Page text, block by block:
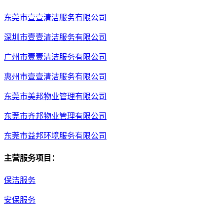
东莞市壹壹清洁服务有限公司
深圳市壹壹清洁服务有限公司
广州市壹壹清洁服务有限公司
惠州市壹壹清洁服务有限公司
东莞市美邦物业管理有限公司
东莞市齐邦物业管理有限公司
东莞市益邦环境服务有限公司
主营服务项目：
保洁服务
安保服务